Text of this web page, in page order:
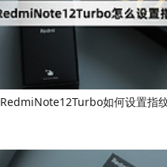
RedmiNote12Turbo如何设置指